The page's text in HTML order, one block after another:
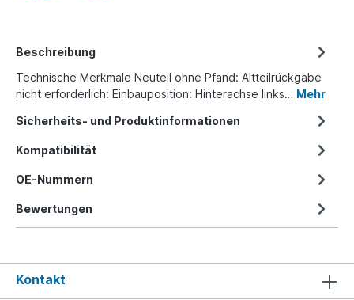
Beschreibung
Technische Merkmale Neuteil ohne Pfand: Altteilrückgabe
nicht erforderlich: Einbauposition: Hinterachse links… Mehr
Sicherheits- und Produktinformationen
Kompatibilität
OE-Nummern
Bewertungen
Kontakt